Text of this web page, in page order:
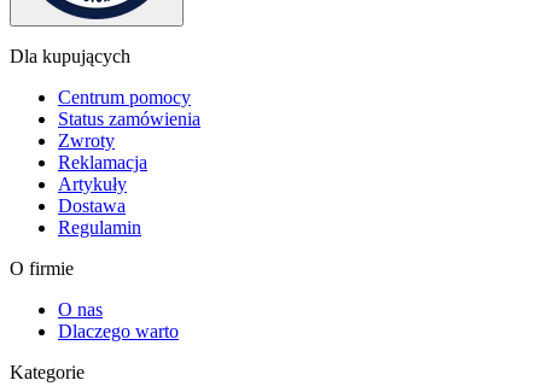
Dla kupujących
Centrum pomocy
Status zamówienia
Zwroty
Reklamacja
Artykuły
Dostawa
Regulamin
O firmie
O nas
Dlaczego warto
Kategorie